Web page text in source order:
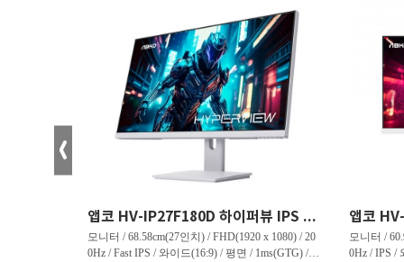
앱코 HV-IP27F180D 하이퍼뷰 IPS FHD 200 HDR 무결점
모니터 / 68.58cm(27인치) / FHD(1920 x 1080) / 20
0Hz / Fast IPS / 와이드(16:9) / 평면 / 1ms(GTG) / 3
모니터 /
0Hz / IPS /